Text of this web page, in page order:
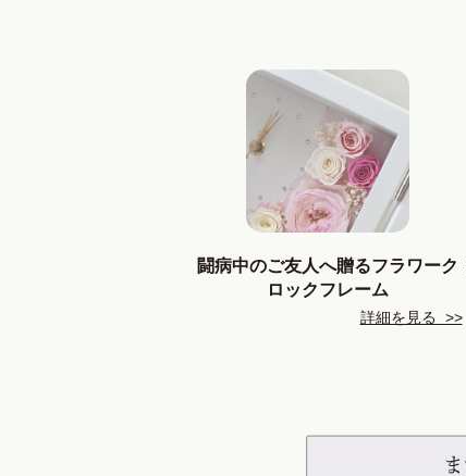
闘病中のご友人へ贈るフラワーク
ロックフレーム
詳細を見る >>